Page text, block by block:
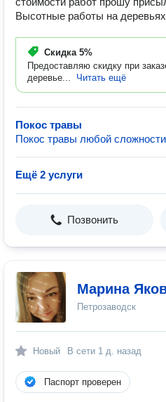
Высотные работы на деревьях
Скидка 5%
Предоставляю скидку при
деревье...
Читать ещё
Покос травы
Покос травы любой сложности
Ещё 2 услуги
Позвонить
Марина
Петрозаводск
Новый В сети 1 д. назад
Паспорт проверен